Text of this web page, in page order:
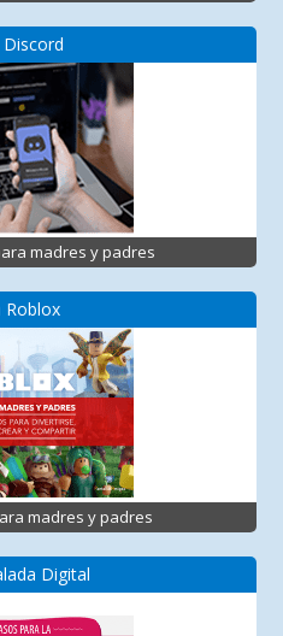
Discord
madres y padres
Roblox
madres y padres
Digital